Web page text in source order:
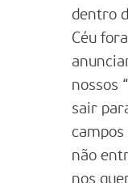
dentro
Céu
nossos
sair
não
nos